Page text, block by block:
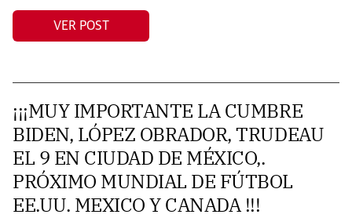
VER POST
¡¡¡MUY IMPORTANTE LA CUMBRE
BIDEN, LÓPEZ OBRADOR, TRUDEAU
EL 9 EN CIUDAD DE MÉXICO,.
PRÓXIMO MUNDIAL DE FÚTBOL
EE.UU. MEXICO Y CANADA !!!